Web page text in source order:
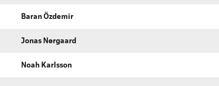
Baran Özdemir
Jonas Nørgaard
Noah Karlsson